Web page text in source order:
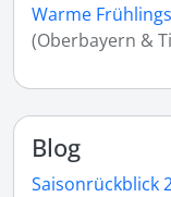
Warme
(Oberbayern &
Blog
Saisonrückblick